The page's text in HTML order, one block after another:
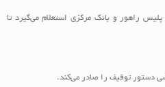
پلیس راهور و بانک مرکزی استعلام می‌گیرد تا
دستور توقیف را صادر می‌کند.